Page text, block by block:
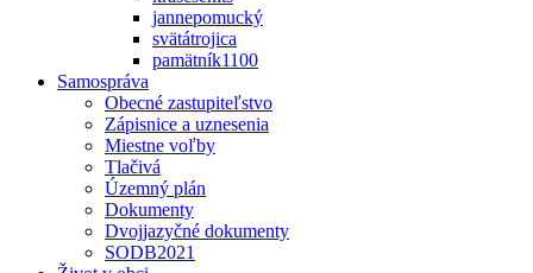
jannepomucký
svätátrojica
pamätník1100
Samospráva
Obecné zastupiteľstvo
Zápisnice a uznesenia
Miestne voľby
Tlačivá
Územný plán
Dokumenty
Dvojjazyčné dokumenty
SODB2021